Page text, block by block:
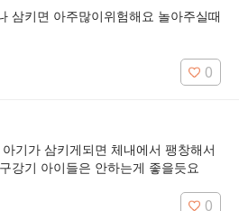
삼키면 아주많이위험해요 놀아주실때
0
기가 삼키게되면 체내에서 팽창해서
강기 아이들은 안하는게 좋을듯요
0